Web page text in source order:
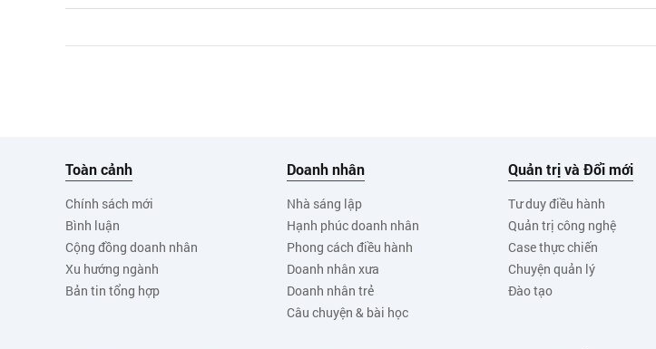
Toàn cảnh
Chính sách mới
Bình luận
Cộng đồng doanh nhân
Xu hướng ngành
Bản tin tổng hợp
Doanh nhân
Nhà sáng lập
Hạnh phúc doanh nhân
Phong cách điều hành
Doanh nhân xưa
Doanh nhân trẻ
Câu chuyện & bài học
Quản trị và Đổi mới
Tư duy điều hành
Quản trị công nghệ
Case thực chiến
Chuyện quản lý
Đào tạo